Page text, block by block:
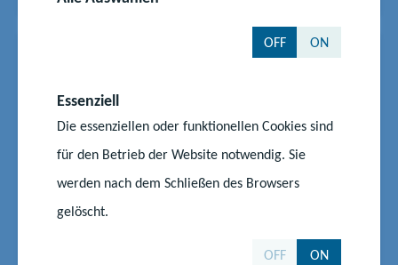
OFF ON
Essenziell
Die essenziellen oder funktionellen Cookies sind
für den Betrieb der Website notwendig. Sie
werden nach dem Schließen des Browsers
gelöscht.
OFF ON
#Schule
Empfehlungen zur Nutzung
digitaler Geräte an Schulen
Muss mein Handy während der Schulzeit im
Rucksack bleiben? Darf ich mein Tablet auf dem
Smartwatch im Schulgebäude zu telefonieren? Um